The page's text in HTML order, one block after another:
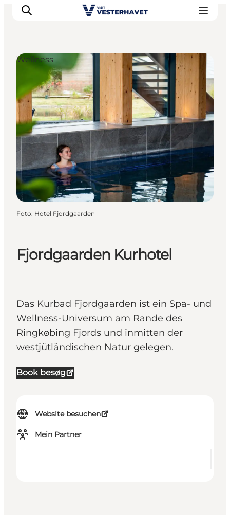
Events
Erlebnisse
Unsere Städte
Essen & Übernachtung
Tickets kaufen
Plane deine Reise
Fjordgaarden Kurhotel
Das Kurbad Fjordgaarden ist ein Spa- und
Wellness-Universum am Rande des
Ringkøbing Fjords und inmitten der
westjütländischen Natur gelegen.
Book besøg
Website besuchen
Mein Partner
Wellness
Foto: Hotel Fjordgaarden